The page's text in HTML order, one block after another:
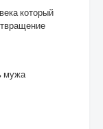
который
мужа